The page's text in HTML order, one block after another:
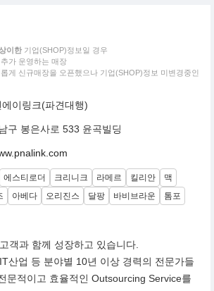
이한 기업(SHOP)정보일 경우
가 운영하는 매장
게 신규매장을 오픈했으나 기업(SHOP)정보 미변경중인
이링크(파견대행)
구 봉은사로 533 윤곡빌딩
에스티로더 크리니크 라메르 킬리안
맥
아베다 오리진스 달팡 바비브라운 톰포
객과 함께 성장하고 있습니다.
산업 등 분야별 10년 이상 경력의 전문가들
문적이고 효율적인 Outsourcing Service를